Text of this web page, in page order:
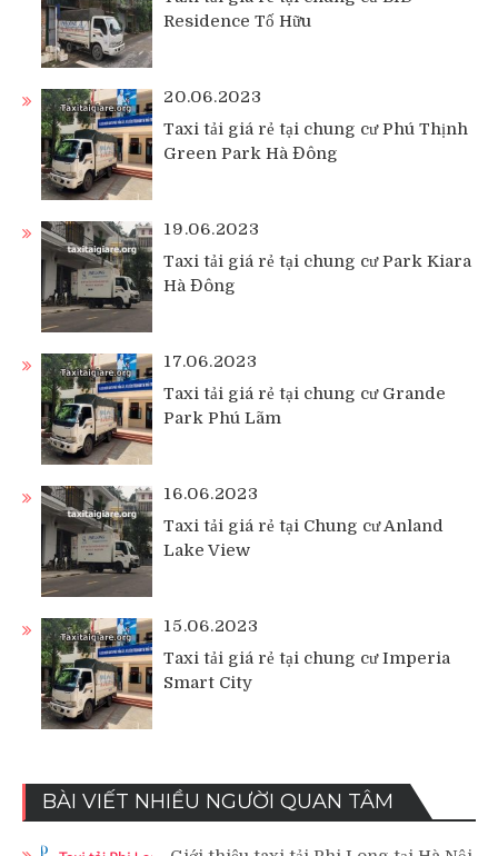
Residence Tố Hữu
20.06.2023
Taxi tải giá rẻ tại chung cư Phú Thịnh
Green Park Hà Đông
19.06.2023
Taxi tải giá rẻ tại chung cư Park Kiara
Hà Đông
17.06.2023
Taxi tải giá rẻ tại chung cư Grande
Park Phú Lãm
16.06.2023
Taxi tải giá rẻ tại Chung cư Anland
Lake View
15.06.2023
Taxi tải giá rẻ tại chung cư Imperia
Smart City
BÀI VIẾT NHIỀU NGƯỜI QUAN TÂM